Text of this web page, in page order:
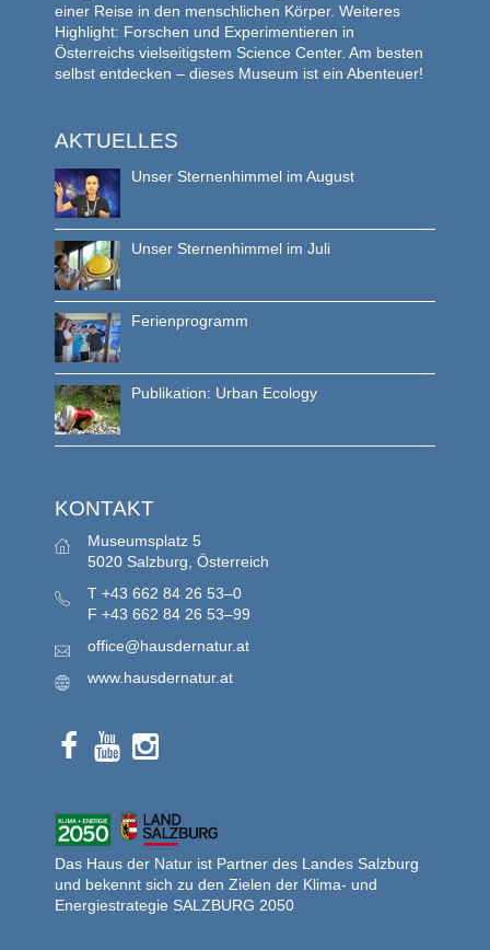
einer Reise in den menschlichen Körper. Weiteres
Highlight: Forschen und Experimentieren in
Österreichs vielseitigstem Science Center. Am besten
selbst entdecken – dieses Museum ist ein Abenteuer!
AKTUELLES
Unser Sternenhimmel im August
Unser Sternenhimmel im Juli
Ferienprogramm
Publikation: Urban Ecology
KONTAKT
Museumsplatz 5
5020 Salzburg, Österreich
T +43 662 84 26 53–0
F +43 662 84 26 53–99
office@hausdernatur.at
www.hausdernatur.at
Das Haus der Natur ist Partner des Landes Salzburg
und bekennt sich zu den Zielen der Klima- und
Energiestrategie SALZBURG 2050